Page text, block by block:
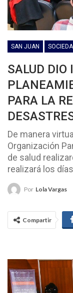
SAN JUAN
SALUD DIO
PARA LA
De manera
Organización
de salud
realizará los
Por Lola Vargas
Compartir